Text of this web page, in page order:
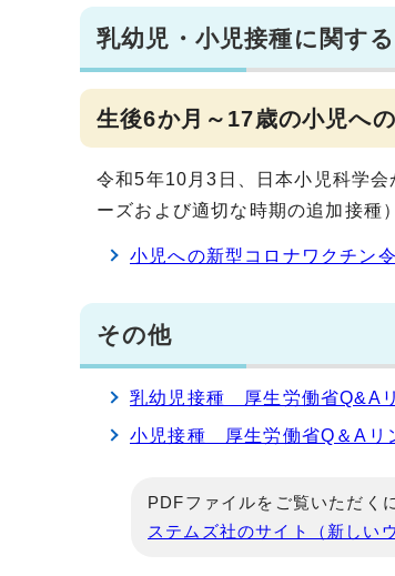
乳幼児・小児接種に関す
生後6か月～17歳の小児へ
令和5年10月3日、日本小児科学
ーズおよび適切な時期の追加接種
小児への新型コロナワクチン
その他
乳幼児接種 厚生労働省Q&A
小児接種 厚生労働省Q＆Aリ
PDFファイルをご覧いただく
ステムズ社のサイト（新しい